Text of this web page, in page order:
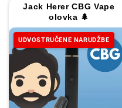
Jack Herer CBG Vape
olovka 🌲
UDVOSTRUČENE NARUDŽBE